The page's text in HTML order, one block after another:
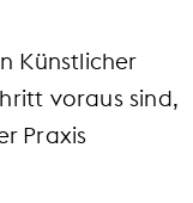
Künstlicher
voraus sind,
Praxis